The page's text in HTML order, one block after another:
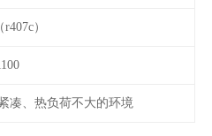
）
凑、热负荷不大的环境